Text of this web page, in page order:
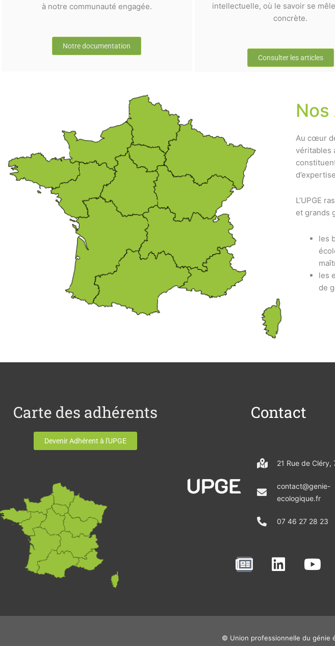
à notre communauté engagée.
Notre documentation
intellectuelle, où le savoir se mêle
concrète.
Consulter les articles
Au cœur
véritables
L’UPGE
et grands
les
les
de
Carte des adhérents
Devenir Adhérent à l'UPGE
Contact
21 Rue de Cléry,
contact@genie-
ecologique.fr
07 46 27 28 23
N
e
p
a
L
i
e
d
Y
o
u
b
© Union professionnelle du génie